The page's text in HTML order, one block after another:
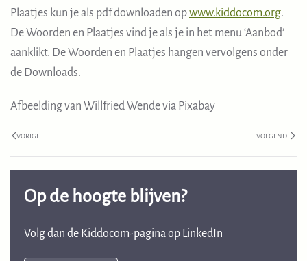
Plaatjes kun je als pdf downloaden opwww.kiddocom.org.
De Woorden en Plaatjes vind je als je in het menu ‘Aanbod’
aanklikt. De Woorden en Plaatjes hangen vervolgens onder
de Downloads.
Afbeelding van Willfried Wende via Pixabay
VORIGE VOLGENDE
Op de hoogte blijven?
Volg dan de Kiddocom-pagina op LinkedIn